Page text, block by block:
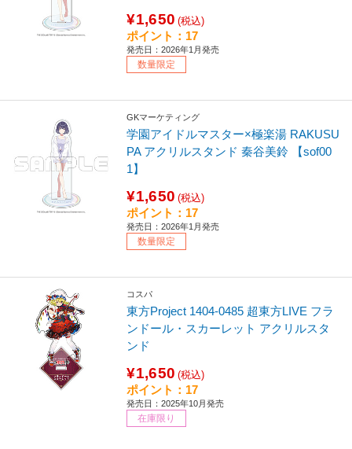
¥1,650 (税込)
ポイント：17
発売日：2026年1月発売
数量限定
GKマーケティング
学園アイドルマスター×極楽湯 RAKUSU
PA アクリルスタンド 秦谷美鈴 【sof00
1】
¥1,650 (税込)
ポイント：17
発売日：2026年1月発売
数量限定
コスパ
東方Project 1404-0485 超東方LIVE フラ
ンドール・スカーレット アクリルスタ
ンド
¥1,650 (税込)
ポイント：17
発売日：2025年10月発売
在庫限り